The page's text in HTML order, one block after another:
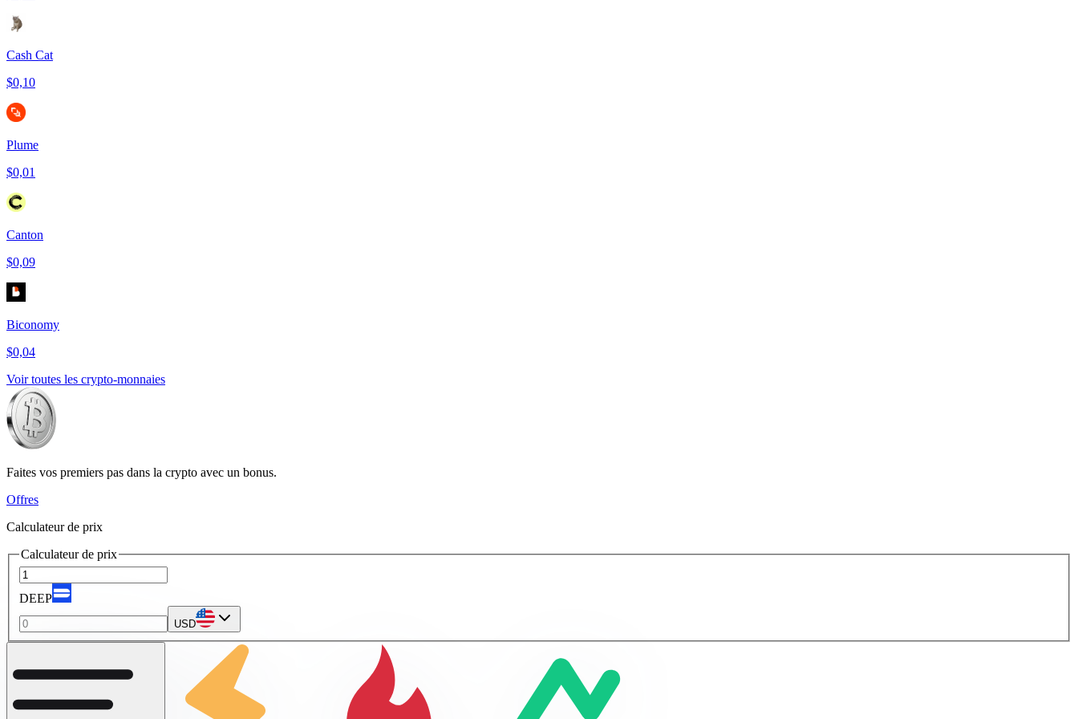
Cash Cat
$0,10
Plume
$0,01
Canton
$0,09
Biconomy
$0,04
Voir toutes les crypto-monnaies
Faites vos premiers pas dans la crypto avec un bonus.
Offres
Calculateur de prix
Calculateur de prix
DEEP
USD